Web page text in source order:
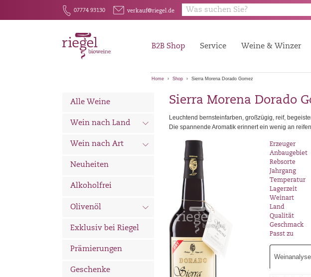
F 07774 93130 E verkauf@riegel.de
B2B Shop Service Weine & Winzer
Home Shop Sierra Morena Dorado Gomez
Alle Weine
Wein nach Land d
Wein nach Art d
Neuheiten
Alkoholfrei
Olivenöl d
Exklusiv bei Riegel
Prämierungen
Geschenke
Sierra Morena Dorado
Leuchtend bernsteinfarben, großzügig, reif,
Die spannende Aromatik erinnert ein wenig an
Erzeuger
Anbaugebiet
Rebsorte
Jahrgang
Temperatur
Lagerzeit
Weinart
Land
Qualität
Geschmack
Passt zu
Weinanalyse